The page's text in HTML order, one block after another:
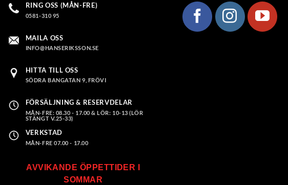
RING OSS (MÅN-FRE)
0581-310 95
MAILA OSS
INFO@HANSERIKSSON.SE
HITTA TILL OSS
SÖDRA BANGATAN 9, FRÖVI
FÖRSÄLJNING & RESERVDELAR
MÅN-FRE: 08.30 - 17.00 & LÖR: 10-13 (LÖR
STÄNGT V.25-33)
VERKSTAD
MÅN-FRE 07.00 - 17.00
AVVIKANDE ÖPPETTIDER I
SOMMAR